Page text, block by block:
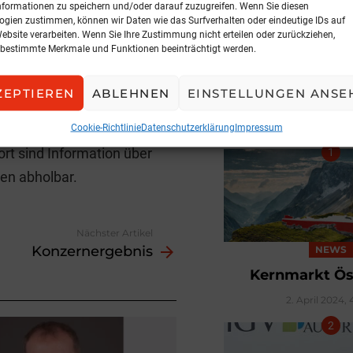
zu speichern und/oder darauf zuzugreifen. Wenn Sie diesen
zustimmen, können wir Daten wie das Surfverhalten oder eindeutige IDs auf
verarbeiten. Wenn Sie Ihre Zustimmung nicht erteilen oder zurückziehen,
Merkmale und Funktionen beeinträchtigt werden.
ABLEHNEN EINSTELLUNGEN
Cookie-RichtlinieDatenschutzerklärungImpressum
bei
zum Einbau
Systeme können
dem Neustart des
sind Information über
abholbar.
Nächster Artikel
Konzernergebnis
BELIEBTE
NEWS
Kernmarkt
2. April 2024,